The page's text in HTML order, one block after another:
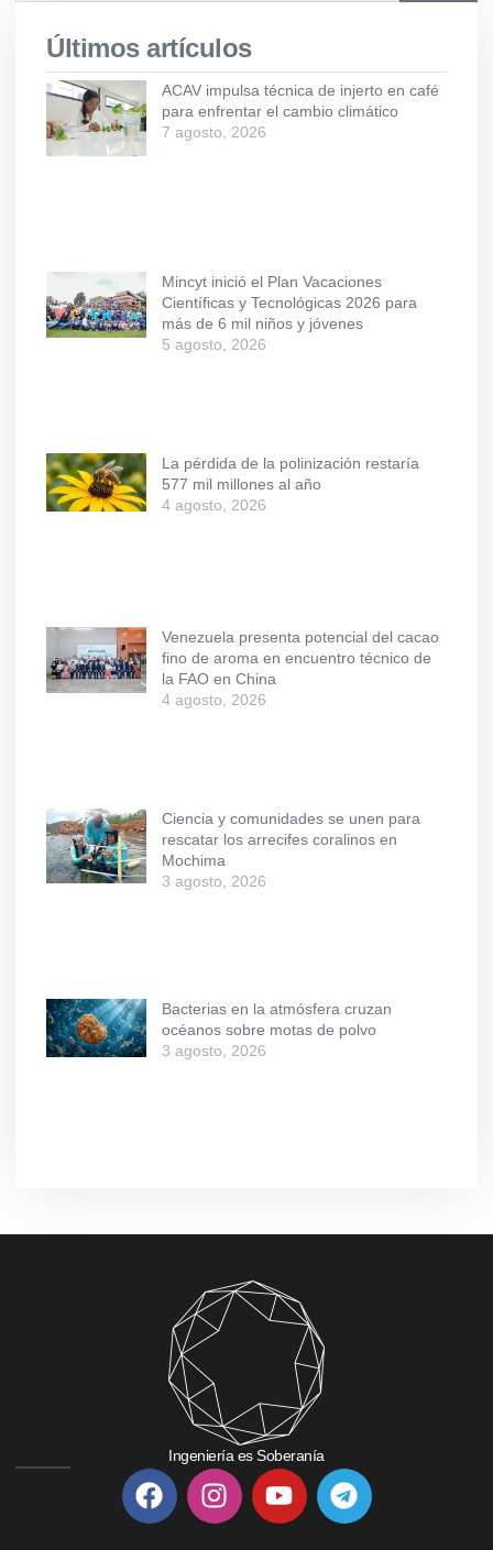
Últimos artículos
ACAV impulsa técnica de injerto en café
para enfrentar el cambio climático
7 agosto, 2026
Mincyt inició el Plan Vacaciones
Científicas y Tecnológicas 2026 para
más de 6 mil niños y jóvenes
5 agosto, 2026
La pérdida de la polinización restaría
577 mil millones al año
4 agosto, 2026
Venezuela presenta potencial del cacao
fino de aroma en encuentro técnico de
la FAO en China
4 agosto, 2026
Ciencia y comunidades se unen para
rescatar los arrecifes coralinos en
Mochima
3 agosto, 2026
Bacterias en la atmósfera cruzan
océanos sobre motas de polvo
3 agosto, 2026
Ingeniería es Soberanía